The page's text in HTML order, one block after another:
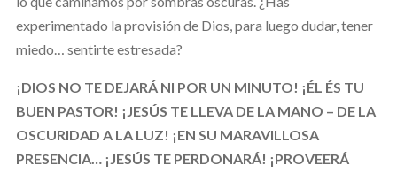
experimentado la provisión de Dios, para luego dudar, tener
miedo… sentirte estresada?
¡DIOS NO TE DEJARÁ NI POR UN MINUTO! ¡ÉL ÉS TU
BUEN PASTOR! ¡JESÚS TE LLEVA DE LA MANO – DE LA
OSCURIDAD A LA LUZ! ¡EN SU MARAVILLOSA
PRESENCIA… ¡JESÚS TE PERDONARÁ! ¡PROVEERÁ